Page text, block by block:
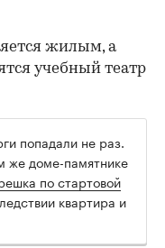
жилым, а
учебный театр
попадали не раз.
же доме-памятнике
по стартовой
квартира и